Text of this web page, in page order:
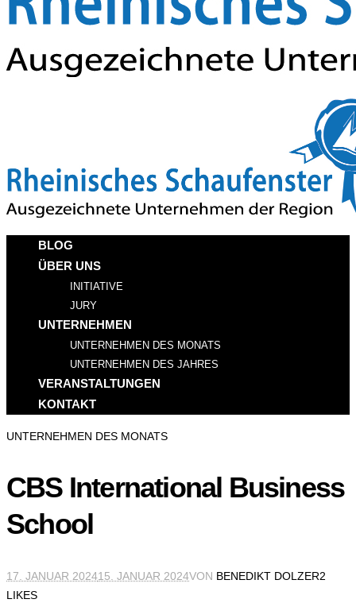
BLOG
ÜBER UNS
INITIATIVE
JURY
UNTERNEHMEN
UNTERNEHMEN DES MONATS
UNTERNEHMEN DES JAHRES
VERANSTALTUNGEN
KONTAKT
UNTERNEHMEN DES MONATS
CBS International Business
School
17. JANUAR 202415. JANUAR 2024VON BENEDIKT DOLZER2
LIKES